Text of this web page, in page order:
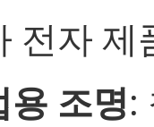
전자 제
조명: